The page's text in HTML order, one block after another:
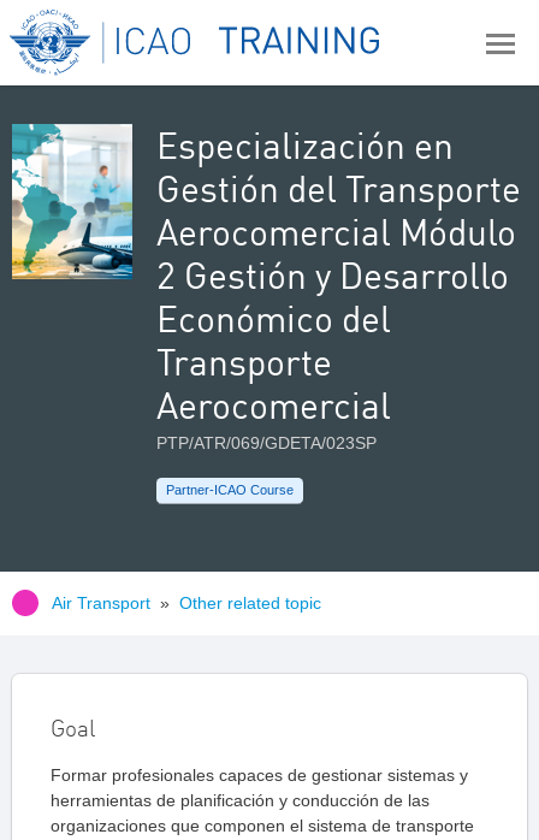
Especialización en
Gestión del Transporte
Aerocomercial Módulo
2 Gestión y Desarrollo
Económico del
Transporte
Aerocomercial
PTP/ATR/069/GDETA/023SP
Partner-ICAO Course
Air Transport » Other related topic
Goal
Formar profesionales capaces de gestionar sistemas y
herramientas de planificación y conducción de las
organizaciones que componen el sistema de transporte